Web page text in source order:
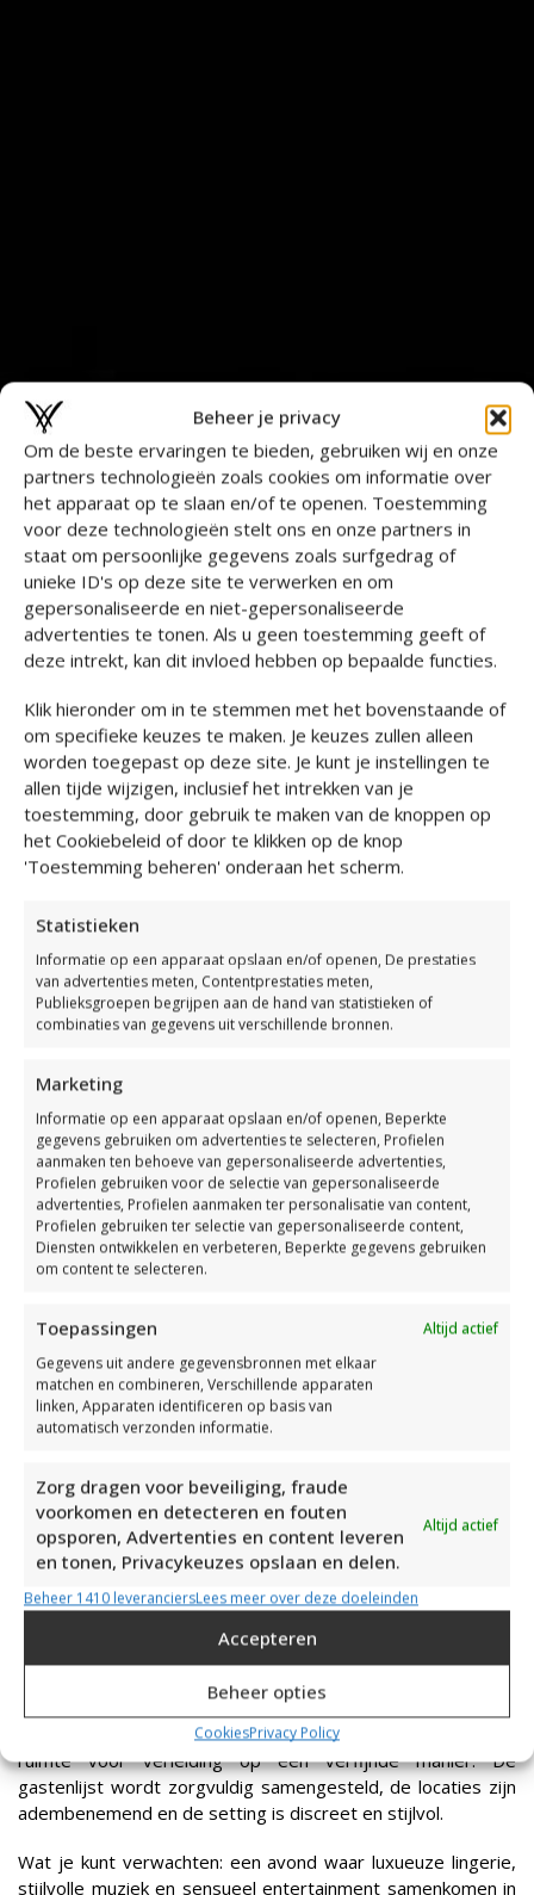
Beheer je privacy
Om de beste ervaringen te bieden, gebruiken wij en onze
partners technologieën zoals cookies om informatie over
het apparaat op te slaan en/of te openen. Toestemming
voor deze technologieën stelt ons en onze partners in
staat om persoonlijke gegevens zoals surfgedrag of
unieke ID's op deze site te verwerken en om
gepersonaliseerde en niet-gepersonaliseerde
advertenties te tonen. Als u geen toestemming geeft of
deze intrekt, kan dit invloed hebben op bepaalde functies.
Klik hieronder om in te stemmen met het bovenstaande of
om specifieke keuzes te maken. Je keuzes zullen alleen
worden toegepast op deze site. Je kunt je instellingen te
allen tijde wijzigen, inclusief het intrekken van je
toestemming, door gebruik te maken van de knoppen op
het Cookiebeleid of door te klikken op de knop
'Toestemming beheren' onderaan het scherm.
Statistieken
Informatie op een apparaat opslaan en/of openen, De prestaties
van advertenties meten, Contentprestaties meten,
Publieksgroepen begrijpen aan de hand van statistieken of
combinaties van gegevens uit verschillende bronnen.
Marketing
Informatie op een apparaat opslaan en/of openen, Beperkte
gegevens gebruiken om advertenties te selecteren, Profielen
aanmaken ten behoeve van gepersonaliseerde advertenties,
Profielen gebruiken voor de selectie van gepersonaliseerde
advertenties, Profielen aanmaken ter personalisatie van content,
Profielen gebruiken ter selectie van gepersonaliseerde content,
Diensten ontwikkelen en verbeteren, Beperkte gegevens gebruiken
om content te selecteren.
Toepassingen
Altijd actief
Gegevens uit andere gegevensbronnen met elkaar
matchen en combineren, Verschillende apparaten
linken, Apparaten identificeren op basis van
automatisch verzonden informatie.
Zorg dragen voor beveiliging, fraude
voorkomen en detecteren en fouten
opsporen, Advertenties en content leveren
en tonen, Privacykeuzes opslaan en delen.
Altijd actief
Beheer 1410 leveranciersLees meer over deze doeleinden
Accepteren
Beheer opties
CookiesPrivacy Policy
Caviar de la Nuit
Caviar de la Nuit: alles wat je
moet weten over dit exclusieve
Ontdek in deze blog wat Caviar de la Nuit zo bijzonder
locaties en de sfeer van dit high-end erotische feest voor
stellen en vrouwen in België en Nederland.
Caviar de la Nuit is een exclusief lingeriefeest voor koppels,
opgericht door Beau in de winter van 2015. Wat begon met
een eerste editie in een kasteel in Antwerpen, is uitgegroeid
tot een vaste waarde binnen de open-minded community in
België en Nederland. Vandaag is Caviar de la Nuit een
besloten gemeenschap van honderden stijlvolle koppels die
meerdere keren per jaar samenkomen op zorgvuldig
geselecteerde locaties.
De avonden draaien om verfijning, sensualiteit en esthetiek.
Geen provocatie, geen extremen — wel klasse, sfeer en
ruimte voor verleiding op een verfijnde manier. De
gastenlijst wordt zorgvuldig samengesteld, de locaties zijn
adembenemend en de setting is discreet en stijlvol.
Wat je kunt verwachten: een avond waar luxueuze lingerie,
stijlvolle muziek en sensueel entertainment samenkomen in